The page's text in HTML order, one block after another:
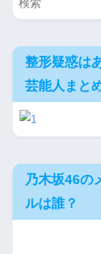
整形疑惑は
芸能人まと
乃木坂46の
ルは誰？